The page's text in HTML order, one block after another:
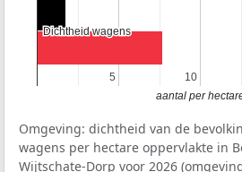
5
5 10
10
Dichtheid wagens
Dichtheid wagens
aantal per
Omgeving: dichtheid van de
wagens per hectare oppervlakte in
Wijtschate-Dorp voor 2026